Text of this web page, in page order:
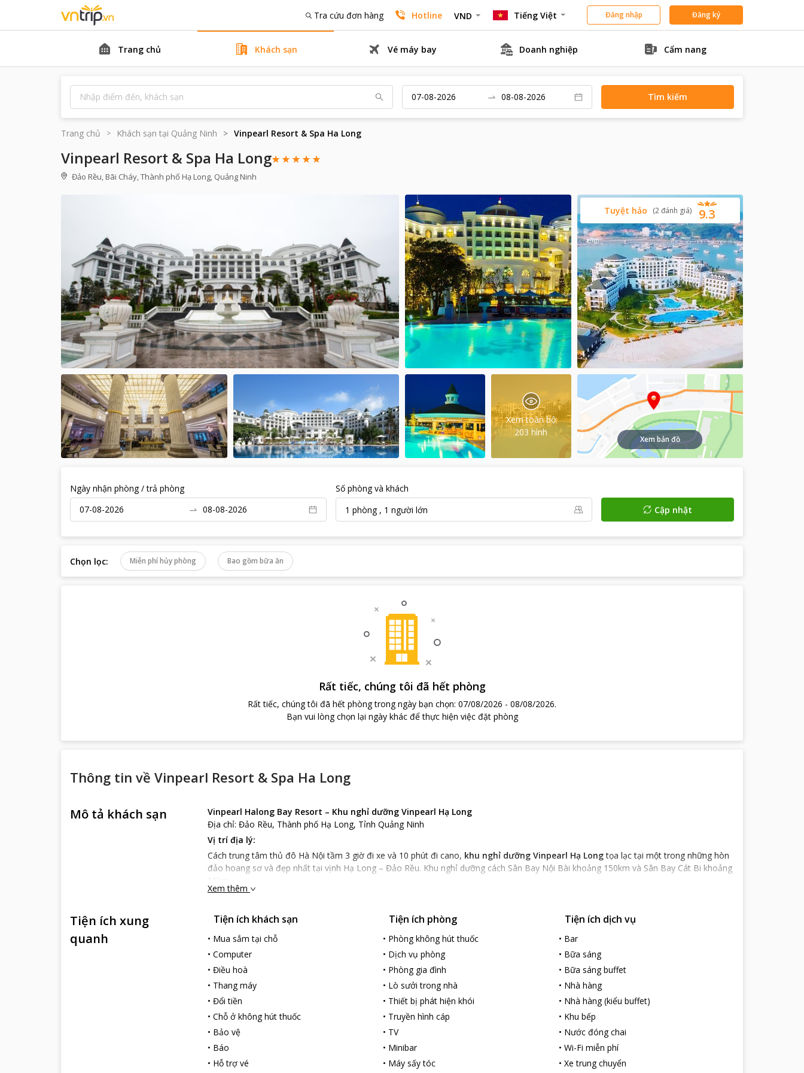
Tra cứu đơn hàng Hotline VND Tiếng Việt Đăng nhập Đăng ký
Trang chủ Khách sạn Vé máy bay Doanh nghiệp Cẩm nang
Tìm kiếm
Trang chủ Khách sạn tại Quảng Ninh Vinpearl Resort & Spa Ha Long
Vinpearl Resort & Spa Ha Long
Đảo Rều, Bãi Cháy, Thành phố Hạ Long, Quảng Ninh
9.3
Tuyệt hảo (2 đánh giá)
Xem toàn bộ
203 hình
Xem bản đồ
Ngày nhận phòng / trả phòng
Số phòng và khách
1 phòng, 1 người lớn Cập nhật
Chọn lọc: Miễn phí hủy phòng Bao gồm bữa ăn
Rất tiếc, chúng tôi đã hết phòng
Rất tiếc, chúng tôi đã hết phòng trong ngày bạn chọn: 07/08/2026 - 08/08/2026.
Bạn vui lòng chọn lại ngày khác để thực hiện việc đặt phòng
Thông tin về Vinpearl Resort & Spa Ha Long
Mô tả khách sạn
Vinpearl Halong Bay Resort – Khu nghỉ dưỡng Vinpearl Hạ Long
Địa chỉ: Đảo Rều, Thành phố Hạ Long, Tỉnh Quảng Ninh
Vị trí địa lý:
Cách trung tâm thủ đô Hà Nội tầm 3 giờ đi xe và 10 phút đi cano, khu nghỉ dưỡng Vinpearl Hạ Longtọa lạc tại một trong những hòn
đảo hoang sơ và đẹp nhất tại vịnh Hạ Long – Đảo Rều. Khu nghỉ dưỡng cách Sân Bay Nội Bài khoảng 150km và Sân Bay Cát Bi khoảng
65km.
Đặc điểm khu nghỉ dưỡng Vinpearl Hạ Long:
nghỉ dưỡng được thiết kế theo phong cách bán cổ điển (Neoclassical): mang nhiều nét tương đồng với những tòa lâu đài của gia đình
quý tộc Pháp pha lẫn những đường nét hiện đại và tinh tế.
Tọa lạc trên mặt nước biển xanh biếc tại Kì quan Thiên nhiên thế giới,
Vinpearl Halong Bay Resortnhư một tòa lâu đài cổ tích tráng lệ
hứa hẹn mang đến không gian nghỉ dưỡng riêng tư, thư thái cho du khách.
Dịch vụ tại khu nghỉ dưỡng Vinpearl Hạ Long:
Đặt phòng
khu nghỉ dưỡng Vinpearl Hạ Long, du khách sẽ hài lòng với những tiện nghi cao cấp và dịch vụ quy mô hàng đầu miền
Bắc. Khu nghỉ dưỡng được xây dựng trên tổng diện tích 47,000m2, gồm 384 phòng nghỉ sang trọng chia thành nhiều loại phòng khác
nhau. Mỗi phòng được trang bị đầy đủ các tiện nghi 5 sao như máy điều hòa, Wifi tốc độc cao, minibar, máy/dụng cụ pha trà và cà
phê… để phục vụ quý khách trong quá trình lưu trú.
Vinpearl Halong Resort
còn trang bị hai hồ bơi (trong nhà và ngoài trời) được thiết kế rộng rãi và trang bị đầy đủ ghế nằm thư giãn.
Bên cạnh đó, khi nhắc đến tiện ích cao cấp củaVinpearl Halong
không thể không đề cập đến Vincharm Spa nơi quý khách có thể trải
Xem thêm
Tiện ích xung
quanh
Tiện ích khách sạn
• Mua sắm tại chỗ
• Computer
• Điều hoà
• Thang máy
• Đổi tiền
• Chỗ ở không hút thuốc
• Bảo vệ
• Báo
• Hỗ trợ vé
Tiện ích phòng
• Phòng không hút thuốc
• Dịch vụ phòng
• Phòng gia đình
• Lò sưởi trong nhà
• Thiết bị phát hiện khói
• Truyền hình cáp
• TV
• Minibar
• Máy sấy tóc
Tiện ích dịch vụ
• Bar
• Bữa sáng
• Bữa sáng buffet
• Nhà hàng
• Nhà hàng (kiểu buffet)
• Khu bếp
• Nước đóng chai
• Wi-Fi miễn phí
• Xe trung chuyển